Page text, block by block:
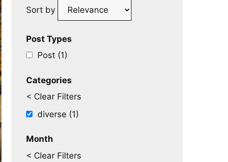
Sort by
Post Types
Post (1)
Categories
< Clear Filters
diverse (1)
Month
< Clear Filters